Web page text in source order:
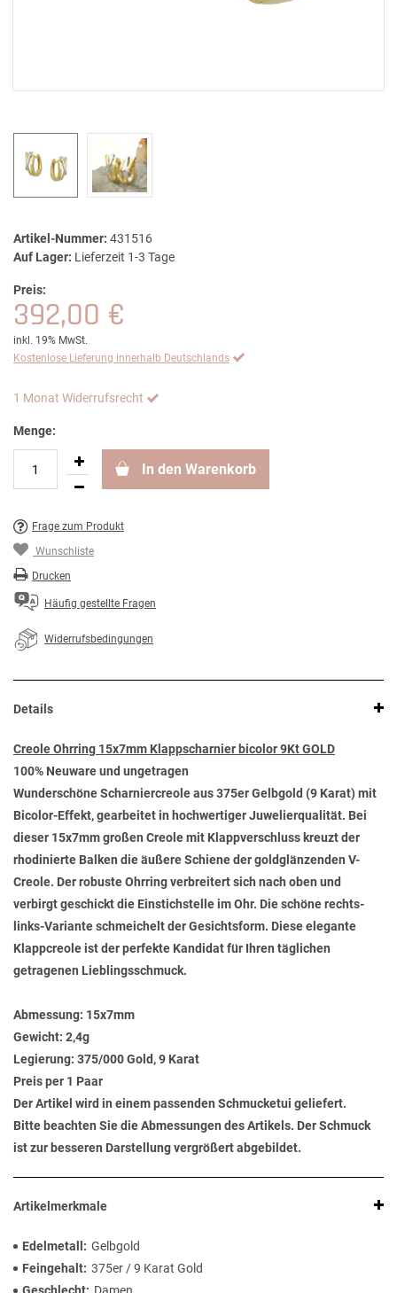
Artikel-Nummer: 431516
Auf Lager: Lieferzeit 1-3 Tage
Preis:
392,00 €
inkl. 19% MwSt.
Kostenlose Lieferung innerhalb Deutschlands
1 Monat Widerrufsrecht
Menge:
In den Warenkorb
Frage zum Produkt
Wunschliste
Drucken
Häufig gestellte Fragen
Widerrufsbedingungen
Details
Creole Ohrring 15x7mm Klappscharnier bicolor 9Kt GOLD
100% Neuware und ungetragen
Wunderschöne Scharniercreole aus 375er Gelbgold (9 Karat) mit
Bicolor-Effekt, gearbeitet in hochwertiger Juwelierqualität. Bei
dieser 15x7mm großen Creole mit Klappverschluss kreuzt der
rhodinierte Balken die äußere Schiene der goldglänzenden V-
Creole. Der robuste Ohrring verbreitert sich nach oben und
verbirgt geschickt die Einstichstelle im Ohr. Die schöne rechts-
links-Variante schmeichelt der Gesichtsform. Diese elegante
Klappcreole ist der perfekte Kandidat für Ihren täglichen
getragenen Lieblingsschmuck.
Abmessung: 15x7mm
Gewicht: 2,4g
Legierung: 375/000 Gold, 9 Karat
Preis per 1 Paar
Der Artikel wird in einem passenden Schmucketui geliefert.
Bitte beachten Sie die Abmessungen des Artikels. Der Schmuck
ist zur besseren Darstellung vergrößert abgebildet.
Artikelmerkmale
Edelmetall
Gelbgold
Feingehalt 375er / 9 Karat Gold